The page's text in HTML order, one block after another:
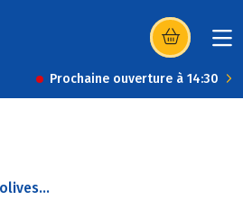
(s’ouvre dans
Prochaine ouverture à 14:30